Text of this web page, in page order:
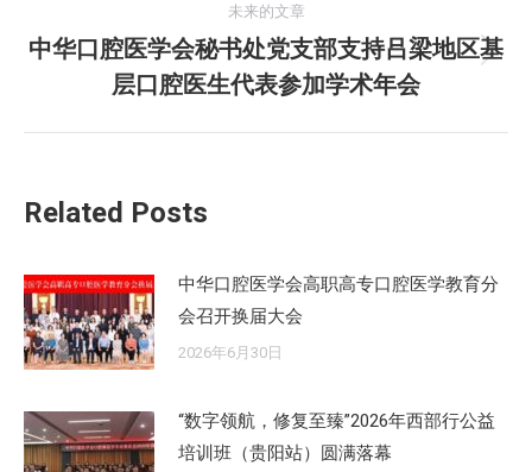
文
章：
未来的文章
未
来
的
中华口腔医学会秘书处党支部支持吕梁地区基
层口腔医生代表参加学术年会
Related Posts
中华口腔医学会高职高专口腔医学教育分
会召开换届大会
2026年6月30日
“数字领航，修复至臻”2026年西部行公益
培训班（贵阳站）圆满落幕